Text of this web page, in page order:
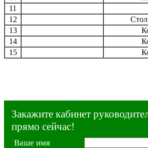
11
12
Стол
13
14
15
Закажите кабинет
прямо сейчас!
Ваше имя